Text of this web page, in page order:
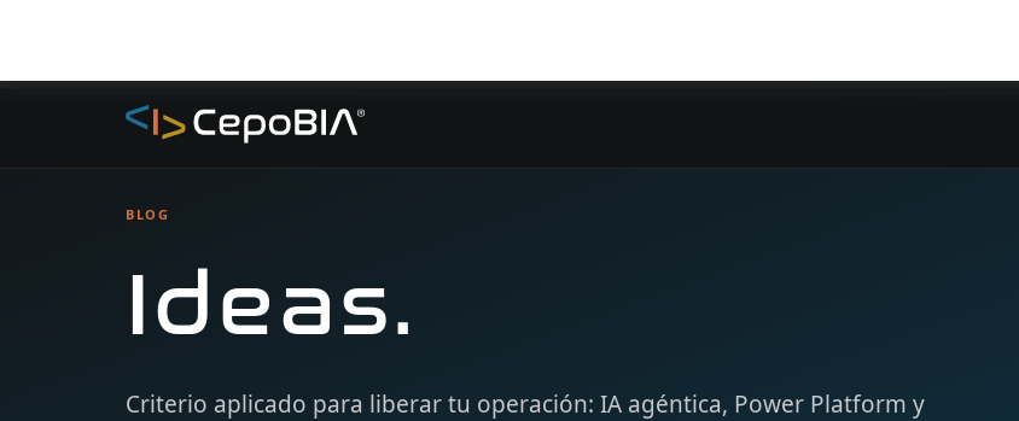
BLOG
Ideas.
Criterio aplicado para liberar tu operación: IA agéntica, Power Platform y